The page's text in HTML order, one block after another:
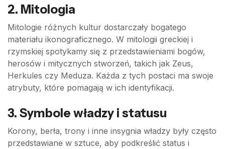
2. Mitologia
Mitologie różnych kultur dostarczały bogatego
materiału ikonograficznego. W mitologii greckiej i
rzymskiej spotykamy się z przedstawieniami bogów,
herosów i mitycznych stworzeń, takich jak Zeus,
Herkules czy Meduza. Każda z tych postaci ma swoje
atrybuty, które pomagają w ich identyfikacji.
3. Symbole władzy i statusu
Korony, berła, trony i inne insygnia władzy były często
przedstawiane w sztuce, aby podkreślić status i